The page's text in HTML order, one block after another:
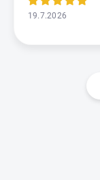
19.7.2026